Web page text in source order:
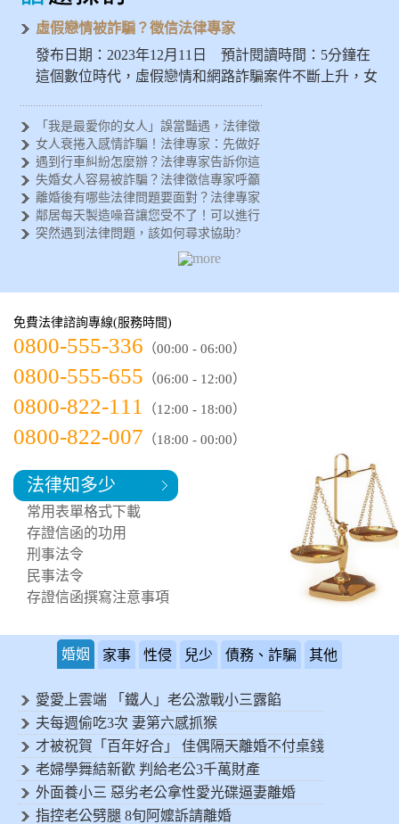
虛假戀情被詐騙？徵信法律專家
發布日期：2023年12月11日 預計閱讀時間：5分鐘在
這個數位時代，虛假戀情和網路詐騙案件不斷上升，女
「我是最愛你的女人」誤當豔遇，法律徵
女人衰捲入感情詐騙！法律專家：先做好
遇到行車糾紛怎麼辦？法律專家告訴你這
失婚女人容易被詐騙？法律徵信專家呼籲
離婚後有哪些法律問題要面對？法律專家
鄰居每天製造噪音讓您受不了！可以進行
突然遇到法律問題，該如何尋求協助?
需要專業的法律諮詢，何處可以尋求協助
侵害配偶權可以告幾次？法律專家分析給
如何簽訂協議書？專業法律諮詢，保障您
免費法律諮詢專線(服務時間)
0800-555-336 （00:00 - 06:00）
0800-555-655 （06:00 - 12:00）
0800-822-111 （12:00 - 18:00）
0800-822-007 （18:00 - 00:00）
法律知多少
常用表單格式下載
存證信函的功用
刑事法令
民事法令
存證信函撰寫注意事項
婚姻 家事 性侵 兒少 債務、詐騙 其他
愛愛上雲端 「鐵人」老公激戰小三露餡
夫每週偷吃3次 妻第六感抓猴
才被祝賀「百年好合」 佳偶隔天離婚不付桌錢
老婦學舞結新歡 判給老公3千萬財產
外面養小三 惡劣老公拿性愛光碟逼妻離婚
指控老公劈腿 8旬阿嬤訴請離婚